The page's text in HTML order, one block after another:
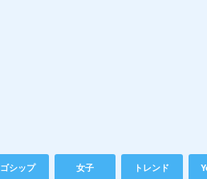
ゴシップ 女子 トレンド